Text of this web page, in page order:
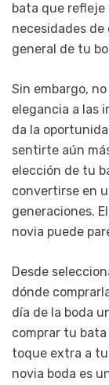
bata que
necesidades
general de tu
Sin embargo,
elegancia a las
da la
sentirte aún
elección de tu
convertirse en
generaciones.
novia puede
Desde
dónde
día de la boda
comprar tu bata
toque extra a tu
novia boda es